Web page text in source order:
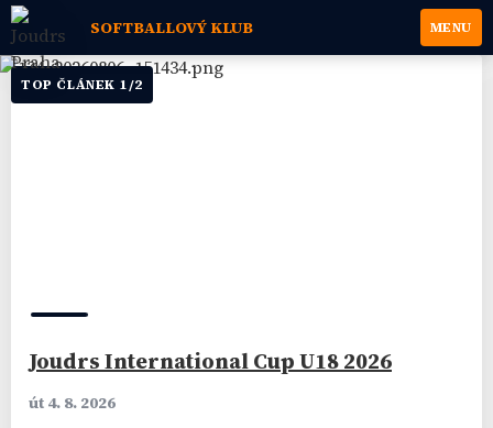
SOFTBALLOVÝ KLUB MENU
TOP ČLÁNEK 1/2
út 4. 8. 2026
Joudrs International Cup U18 2026